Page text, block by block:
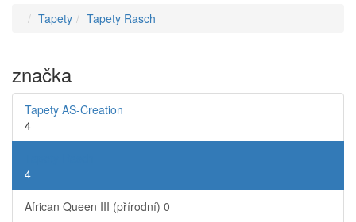
Tapety Tapety Rasch
značka
Tapety AS-Creation
4
4
African Queen III (přírodní) 0